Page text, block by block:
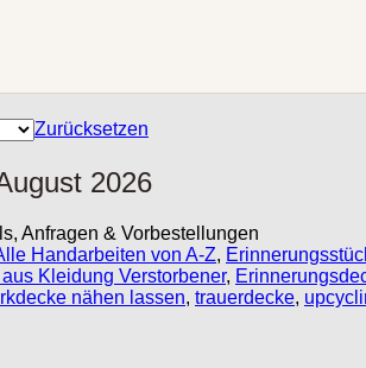
Zurücksetzen
2026
Anfragen & Vorbestellungen
Handarbeiten von A-Z,
Kleidung Verstorbener,
nähen lassen, trauerdecke,